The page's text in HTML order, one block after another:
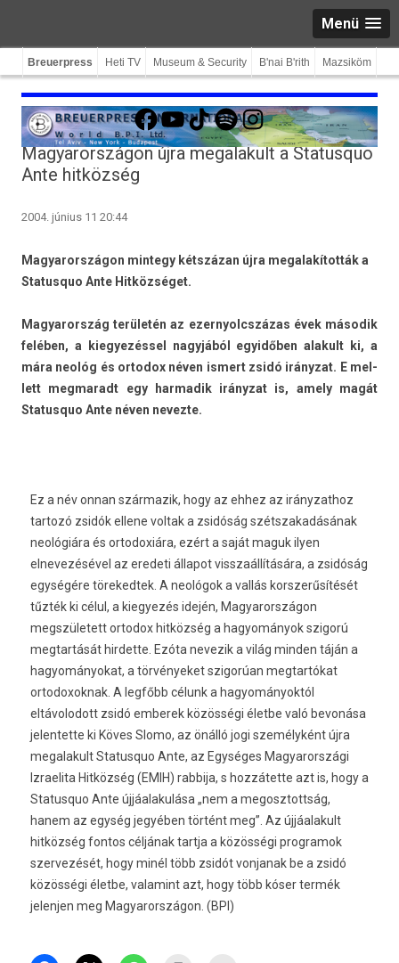
Menü
Breuerpress Heti TV Museum & Security B'nai B'rith Mazsiköm
Facebook
YouTube
TikTokSpotifyInstagram
Magyarországon újra megalakult a Statusquo
Ante hitközség
2004. június 11 20:44
Magyarországon mintegy kétszázan újra megalakították a
Statusquo Ante Hitközséget.
Magyarország területén az ezer­nyolcszázas évek második
felében, a kiegyezés­sel nagyjából egyidőben al­akult ki, a
mára neológ és or­todox néven is­mert zsidó irányzat. E mel­
lett meg­maradt egy har­madik irányzat is, amely magát
Status­quo Ante néven nevez­te.
Ez a név onnan származik, hogy az ehhez az irányzathoz
tartozó zsidók ellene voltak a zsidóság szétszakadásának
neológiára és ortodoxiára, ezért a saját maguk ilyen
elnevezésével az eredeti állapot visszaállítására, a zsidóság
egységére törekedtek. A neológok a vallás korszerűsítését
tűzték ki célul, a kiegyezés idején, Magyarországon
megszületett ortodox hitközség a hagyományok szigorú
megtartását hirdette. Ezóta nevezik a világ minden táján a
hagyományokat, a törvényeket szigorúan megtartókat
ortodoxoknak. A legfőbb célunk a hagyományoktól
eltávolodott zsidó emberek közösségi életbe való bevonása 
jelentette ki Köves Slomo, az önálló jogi személyként újra
megalakult Statusquo Ante, az Egységes Magyarországi
Izraelita Hitközség (EMIH) rabbija, s hozzátette azt is, hogy a
Statusquo Ante újjáalakulása „nem a megosztottság,
hanem az egység jegyében történt meg”. Az újjáalakult
hitközség fontos céljának tartja a közösségi programok
szervezését, hogy minél több zsidót vonjanak be a zsidó
közösségi életbe, valamint azt, hogy több kóser termék
jelenjen meg Magyarországon. (BPI)